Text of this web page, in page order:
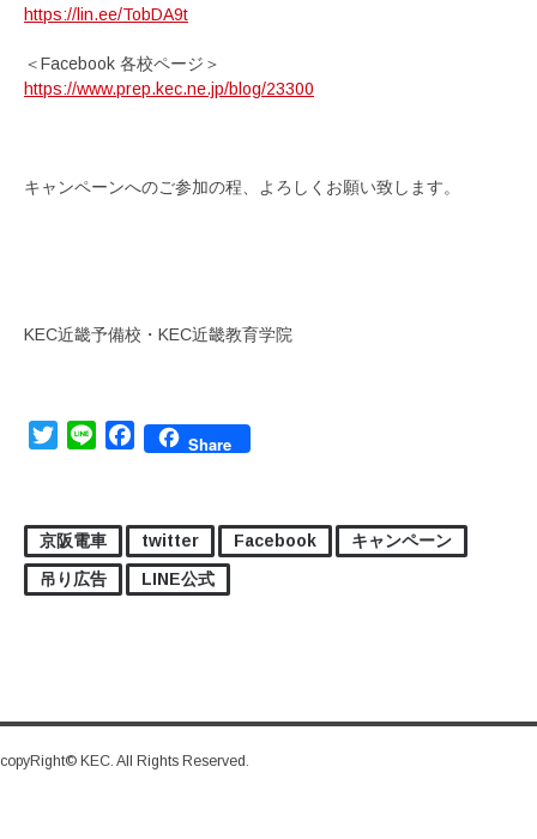
https://lin.ee/TobDA9t
＜Facebook 各校ページ＞
https://www.prep.kec.ne.jp/blog/23300
キャンペーンへのご参加の程、よろしくお願い致します。
KEC近畿予備校・KEC近畿教育学院
TwitterLine FacebookShare
京阪電車 twitter Facebook
キャンペーン
吊り広告
LINE公式
copyRight© KEC. All Rights Reserved.